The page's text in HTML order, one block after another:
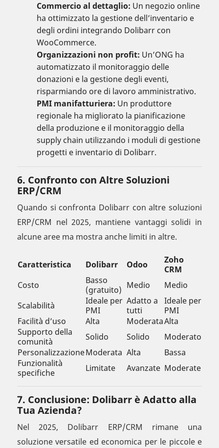
Commercio al dettaglio: Un negozio online
ha ottimizzato la gestione dell’inventario e
degli ordini integrando Dolibarr con
WooCommerce.
Organizzazioni non profit: Un’ONG ha
automatizzato il monitoraggio delle
donazioni e la gestione degli eventi,
risparmiando ore di lavoro amministrativo.
PMI manifatturiera: Un produttore
regionale ha migliorato la pianificazione
della produzione e il monitoraggio della
supply chain utilizzando i moduli di gestione
progetti e inventario di Dolibarr.
6. Confronto con Altre Soluzioni
ERP/CRM
Quando si confronta Dolibarr con altre soluzioni
ERP/CRM nel 2025, mantiene vantaggi solidi in
alcune aree ma mostra anche limiti in altre.
Caratteristica Dolibarr Odoo
Zoho
CRM
Costo
Basso
(gratuito) Medio
Medio
Scalabilità
Ideale per
PMI
Adatto a
tutti
Ideale per
PMI
Facilità d’uso
Alta ModerataAlta
Supporto della
comunità
Solido Solido
Moderato
PersonalizzazioneModerata Alta
Bassa
Funzionalità
specifiche
Limitate Avanzate Moderate
7. Conclusione: Dolibarr è Adatto alla
Tua Azienda?
Nel 2025, Dolibarr ERP/CRM rimane una
soluzione versatile ed economica per le piccole e